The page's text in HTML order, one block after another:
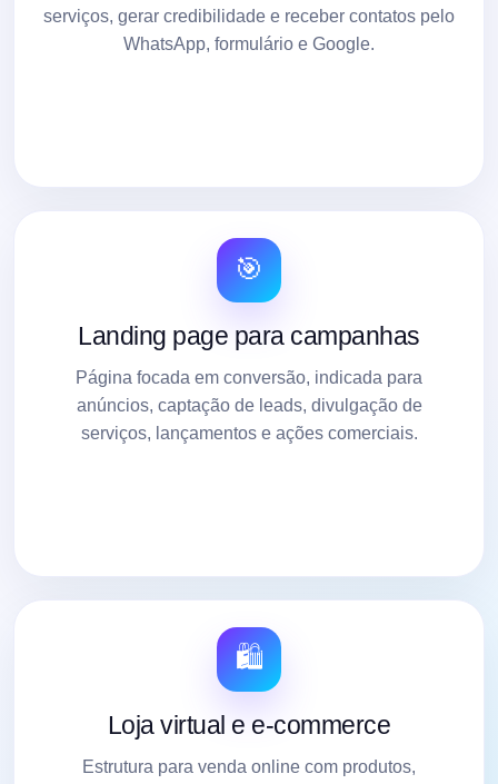
serviços, gerar credibilidade e receber contatos pelo
WhatsApp, formulário e Google.
🎯
Landing page para campanhas
Página focada em conversão, indicada para
anúncios, captação de leads, divulgação de
serviços, lançamentos e ações comerciais.
🛍️
Loja virtual e e-commerce
Estrutura para venda online com produtos,